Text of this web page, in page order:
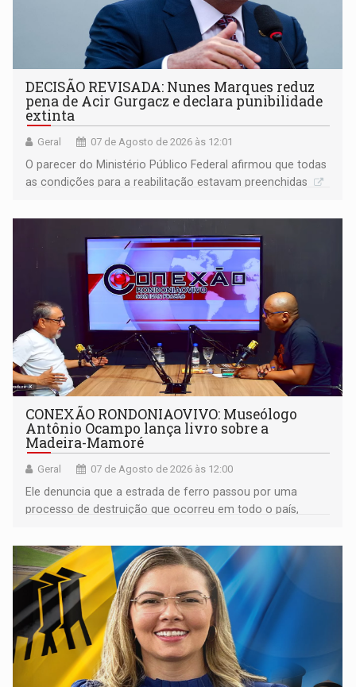
DECISÃO REVISADA: Nunes Marques reduz
pena de Acir Gurgacz e declara punibilidade
extinta
Geral 07 de Agosto de 2026 às 12:01
O parecer do Ministério Público Federal afirmou que todas
as condições para a reabilitação estavam preenchidas
CONEXÃO RONDONIAOVIVO: Museólogo
Antônio Ocampo lança livro sobre a
Madeira-Mamoré
Geral 07 de Agosto de 2026 às 12:00
Ele denuncia que a estrada de ferro passou por uma
processo de destruição que ocorreu em todo o país,